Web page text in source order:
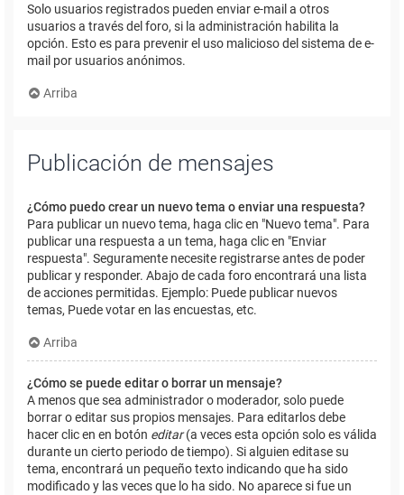
Solo usuarios registrados pueden enviar e-mail a otros
usuarios a través del foro, si la administración habilita la
opción. Esto es para prevenir el uso malicioso del sistema de e-
mail por usuarios anónimos.
Arriba
Publicación de mensajes
¿Cómo puedo crear un nuevo tema o enviar una respuesta?
Para publicar un nuevo tema, haga clic en "Nuevo tema". Para
publicar una respuesta a un tema, haga clic en "Enviar
respuesta". Seguramente necesite registrarse antes de poder
publicar y responder. Abajo de cada foro encontrará una lista
de acciones permitidas. Ejemplo: Puede publicar nuevos
temas, Puede votar en las encuestas, etc.
Arriba
¿Cómo se puede editar o borrar un mensaje?
A menos que sea administrador o moderador, solo puede
borrar o editar sus propios mensajes. Para editarlos debe
hacer clic en en botón editar(a veces esta opción solo es válida
durante un cierto periodo de tiempo). Si alguien editase su
tema, encontrará un pequeño texto indicando que ha sido
modificado y las veces que lo ha sido. No aparece si fue un